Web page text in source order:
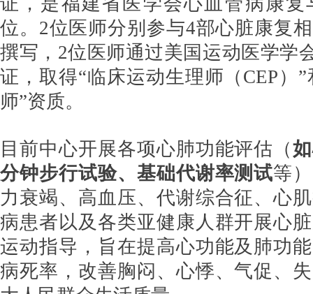
位。2位医师分别参与4部心脏康复
撰写，2位医师通过美国运动医学学
证，取得“临床运动生理师（CEP）”
师”资质。
目前中心开展各项心肺功能评估（
分钟步行试验、基础代谢率测试等
力衰竭、高血压、代谢综合征、心
病患者以及各类亚健康人群开展心
运动指导，旨在提高心功能及肺功
病死率，改善胸闷、心悸、气促、